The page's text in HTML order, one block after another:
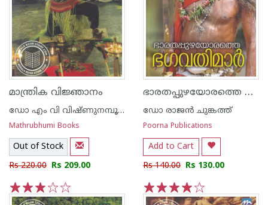
മാന്ത്രിക വിജ്ഞാനം
ഡോ എം വി വിഷ്ണുനമ്പൂതിരി
Mathrubhumi Books
Out of Stock
Rs 220.00 Rs 209.00
5
4
3
2
1
ഭാരതപ്പുഴയോരത്തെ ഭഗവതിമാര്‍
ഡോ രാജ‌ന്‍ ചുങ്കത്ത്
Poorna Publications
Add to Cart
Rs 140.00 Rs 130.00
5
4
3
2
1